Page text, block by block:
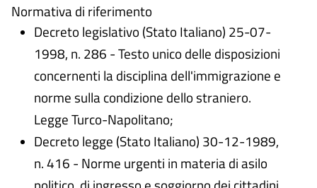
Normativa di riferimento
Decreto legislativo (Stato Italiano) 25-07-
1998, n. 286 - Testo unico delle disposizioni
concernenti la disciplina dell'immigrazione e
norme sulla condizione dello straniero.
Legge Turco-Napolitano;
Decreto legge (Stato Italiano) 30-12-1989,
n. 416 - Norme urgenti in materia di asilo